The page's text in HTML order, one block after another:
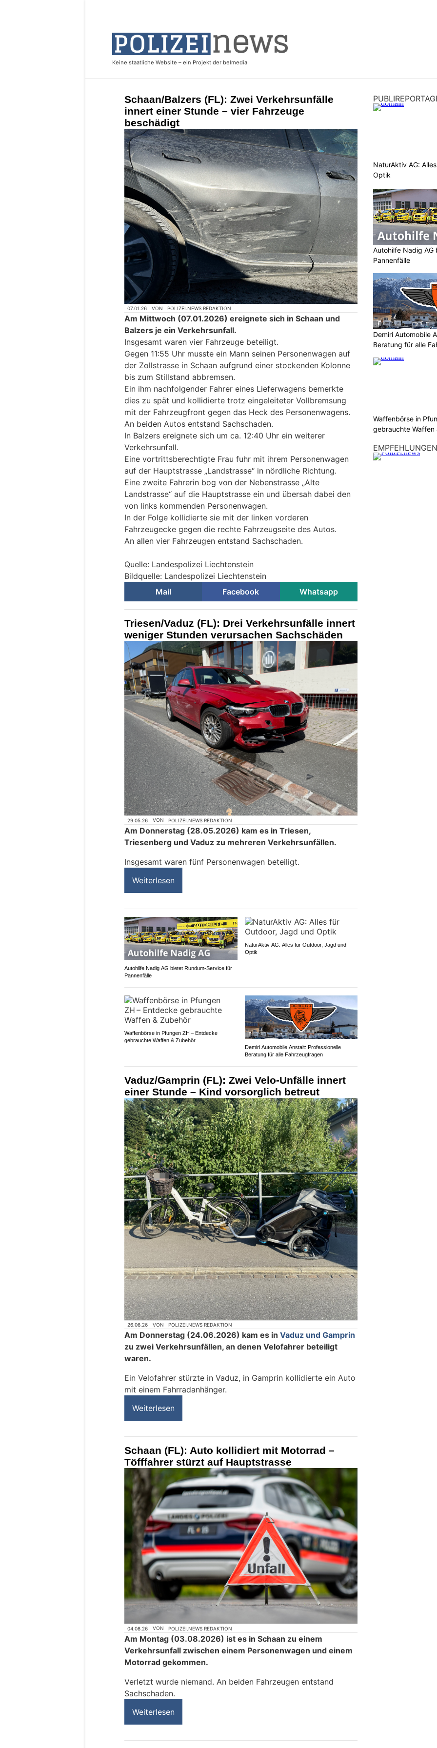
Schaan/Balzers (FL): Zwei Verkehrsunfälle
innert einer Stunde – vier Fahrzeuge
beschädigt
07.01.26 VON POLIZEI.NEWS REDAKTION
Am Mittwoch (07.01.2026) ereignete sich in Schaan und
Balzers je ein Verkehrsunfall.
Insgesamt waren vier Fahrzeuge beteiligt.
Gegen 11:55 Uhr musste ein Mann seinen Personenwagen auf
der Zollstrasse in Schaan aufgrund einer stockenden Kolonne
bis zum Stillstand abbremsen.
Ein ihm nachfolgender Fahrer eines Lieferwagens bemerkte
dies zu spät und kollidierte trotz eingeleiteter Vollbremsung
mit der Fahrzeugfront gegen das Heck des Personenwagens.
An beiden Autos entstand Sachschaden.
In Balzers ereignete sich um ca. 12:40 Uhr ein weiterer
Verkehrsunfall.
Eine vortrittsberechtigte Frau fuhr mit ihrem Personenwagen
auf der Hauptstrasse „Landstrasse“ in nördliche Richtung.
Eine zweite Fahrerin bog von der Nebenstrasse „Alte
Landstrasse“ auf die Hauptstrasse ein und übersah dabei den
von links kommenden Personenwagen.
In der Folge kollidierte sie mit der linken vorderen
Fahrzeugecke gegen die rechte Fahrzeugseite des Autos.
An allen vier Fahrzeugen entstand Sachschaden.
Quelle: Landespolizei Liechtenstein
Bildquelle: Landespolizei Liechtenstein
Mail
Facebook Whatsapp
Triesen/Vaduz (FL): Drei Verkehrsunfälle innert
weniger Stunden verursachen Sachschäden
29.05.26 VON POLIZEI.NEWS REDAKTION
Am Donnerstag (28.05.2026) kam es in Triesen,
Triesenberg und Vaduz zu mehreren Verkehrsunfällen.
Insgesamt waren fünf Personenwagen beteiligt.
Weiterlesen
Autohilfe Nadig AG bietet Rundum‑Service für
Pannenfälle
NaturAktiv AG: Alles für Outdoor, Jagd und
Optik
Waffenbörse in Pfungen ZH – Entdecke
gebrauchte Waffen & Zubehör
Demiri Automobile Anstalt: Professionelle
Beratung für alle Fahrzeugfragen
Vaduz/Gamprin (FL): Zwei Velo-Unfälle innert
einer Stunde – Kind vorsorglich betreut
26.06.26 VON POLIZEI.NEWS REDAKTION
Am Donnerstag (24.06.2026) kam es in Vaduz und Gamprin
zu zwei Verkehrsunfällen, an denen Velofahrer beteiligt
waren.
Ein Velofahrer stürzte in Vaduz, in Gamprin kollidierte ein Auto
mit einem Fahrradanhänger.
Weiterlesen
Schaan (FL): Auto kollidiert mit Motorrad –
Töfffahrer stürzt auf Hauptstrasse
04.08.26 VON POLIZEI.NEWS REDAKTION
Am Montag (03.08.2026) ist es in Schaan zu einem
Verkehrsunfall zwischen einem Personenwagen und einem
Motorrad gekommen.
Verletzt wurde niemand. An beiden Fahrzeugen entstand
Sachschaden.
Weiterlesen
NaturAktiv AG:
Optik
Autohilfe Nadig AG
Pannenfälle
Demiri Automobile
Beratung für alle
Waffenbörse in
gebrauchte Waffen
EMPFEHLUNGEN